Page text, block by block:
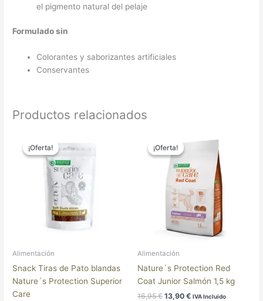
el pigmento natural del pelaje
Formulado sin
Colorantes y saborizantes artificiales
Conservantes
Productos relacionados
¡Oferta!
¡Oferta!
Alimentación
Snack Tiras de Pato blandas
Nature´s Protection Superior
Care
precio
original
era:
4,90 €.
precio
actual
es:
4,02 €.
¡Oferta!
¡Oferta!
Alimentación
Nature´s Protection Red
Coat Junior Salmón 1,5 kg
16,95€
precio
original
era:
16,95 €.
13,90 €
precio
13,90 €.
IVA Incluido